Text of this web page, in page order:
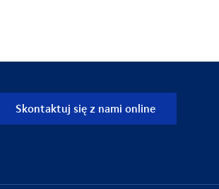
Skontaktuj się z nami online